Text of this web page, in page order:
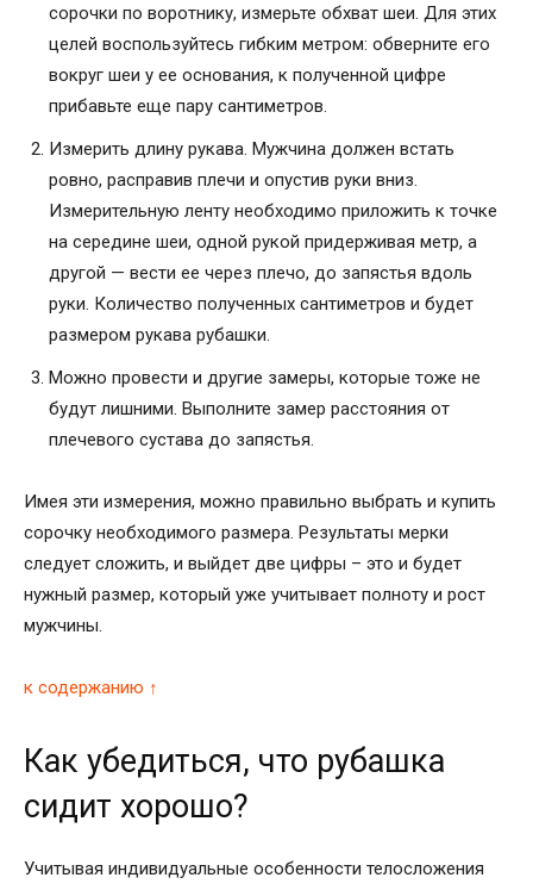
сорочки по воротнику, измерьте обхват шеи. Для этих
целей воспользуйтесь гибким метром: обверните его
вокруг шеи у ее основания, к полученной цифре
прибавьте еще пару сантиметров.
Измерить длину рукава. Мужчина должен встать
ровно, расправив плечи и опустив руки вниз.
Измерительную ленту необходимо приложить к точке
на середине шеи, одной рукой придерживая метр, а
другой — вести ее через плечо, до запястья вдоль
руки. Количество полученных сантиметров и будет
размером рукава рубашки.
Можно провести и другие замеры, которые тоже не
будут лишними. Выполните замер расстояния от
плечевого сустава до запястья.
Имея эти измерения, можно правильно выбрать и купить
сорочку необходимого размера. Результаты мерки
следует сложить, и выйдет две цифры – это и будет
нужный размер, который уже учитывает полноту и рост
мужчины.
к содержанию ↑
Как убедиться, что рубашка
сидит хорошо?
Учитывая индивидуальные особенности телосложения